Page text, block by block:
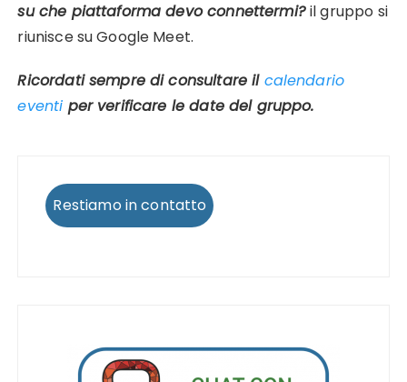
su che piattaforma devo connettermi?il gruppo si
riunisce su Google Meet.
Ricordati sempre di consultare il calendario
eventi per verificare le date del gruppo.
Restiamo in contatto